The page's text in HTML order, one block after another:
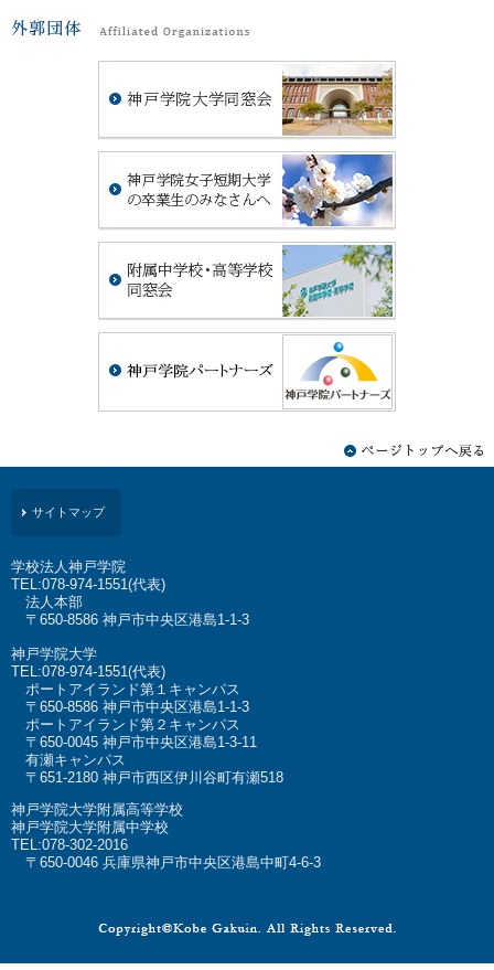
サイトマップ
学校法人神戸学院
TEL:078-974-1551(代表)
法人本部
〒650-8586 神戸市中央区港島1-1-3
神戸学院大学
TEL:078-974-1551(代表)
ポートアイランド第１キャンパス
〒650-8586 神戸市中央区港島1-1-3
ポートアイランド第２キャンパス
〒650-0045 神戸市中央区港島1-3-11
有瀬キャンパス
〒651-2180 神戸市西区伊川谷町有瀬518
神戸学院大学附属高等学校
神戸学院大学附属中学校
TEL:078-302-2016
〒650-0046 兵庫県神戸市中央区港島中町4-6-3